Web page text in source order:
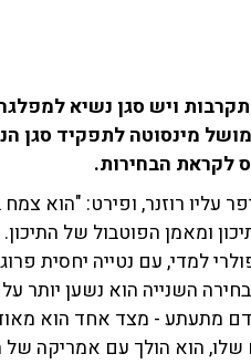
ויש סגן נשיא
מינסוטה לתפקיד סגן
לקראת הבחירות.
עליו רוזנר, ופירט: "הוא
ומאמן הפוטבול של
למדי, עם נטייה יחסית
השנייה הוא נשען יותר
מתעתע - מצד אחד הוא
שלו, הוא הולך עם אמריקה